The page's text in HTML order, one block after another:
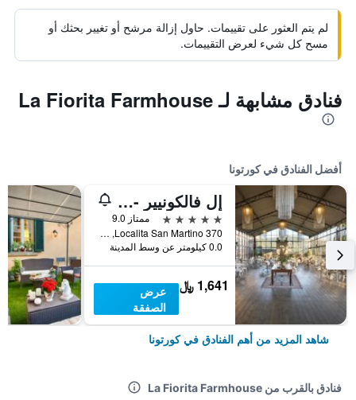
لم يتم العثور على تقييمات. حاول إزالة مرشح أو تغيير بحثك أو
مسح كل شيء لعرض التقييمات.
فنادق مشابهة لـ La Fiorita Farmhouse
أفضل الفنادق في كورتونا
إل فالكونيير - ريليس إي تشاتوك
5 نجوم
ممتاز 9.0
Localita San Martino 370, كورتونا, توسكانا, إيطاليا
0.0 كيلومتر عن وسط المدينة
1,641 ﷼
عرض
الصفقة
شاهد المزيد من أهم الفنادق في كورتونا
فنادق بالقرب من La Fiorita Farmhouse